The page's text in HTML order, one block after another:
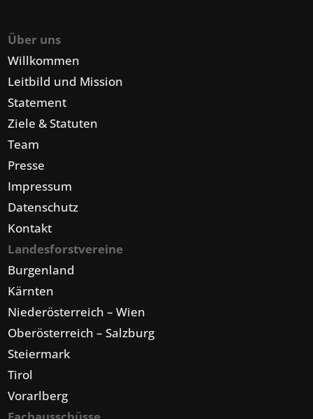
Über uns
Willkommen
Leitbild und Mission
Statement
Ziele & Statuten
Team
Presse
Impressum
Datenschutz
Kontakt
Landesforstvereine
Burgenland
Kärnten
Niederösterreich – Wien
Oberösterreich – Salzburg
Steiermark
Tirol
Vorarlberg